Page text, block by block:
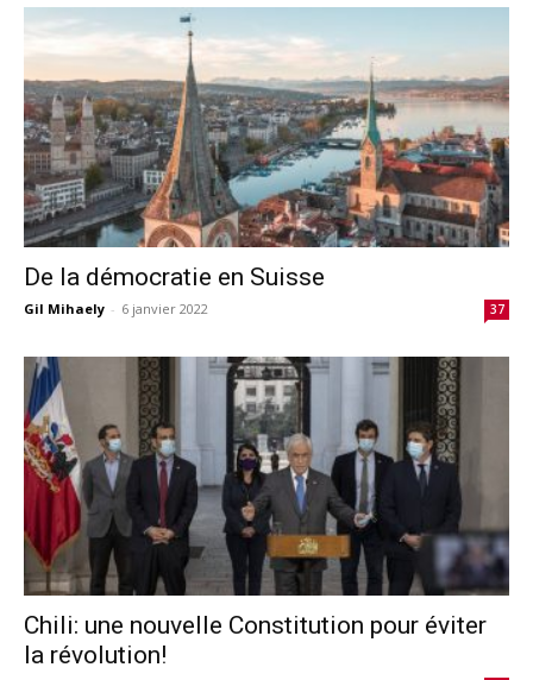
De la démocratie en Suisse
Gil Mihaely - 6 janvier 2022 37
Chili: une nouvelle Constitution pour éviter
la révolution!